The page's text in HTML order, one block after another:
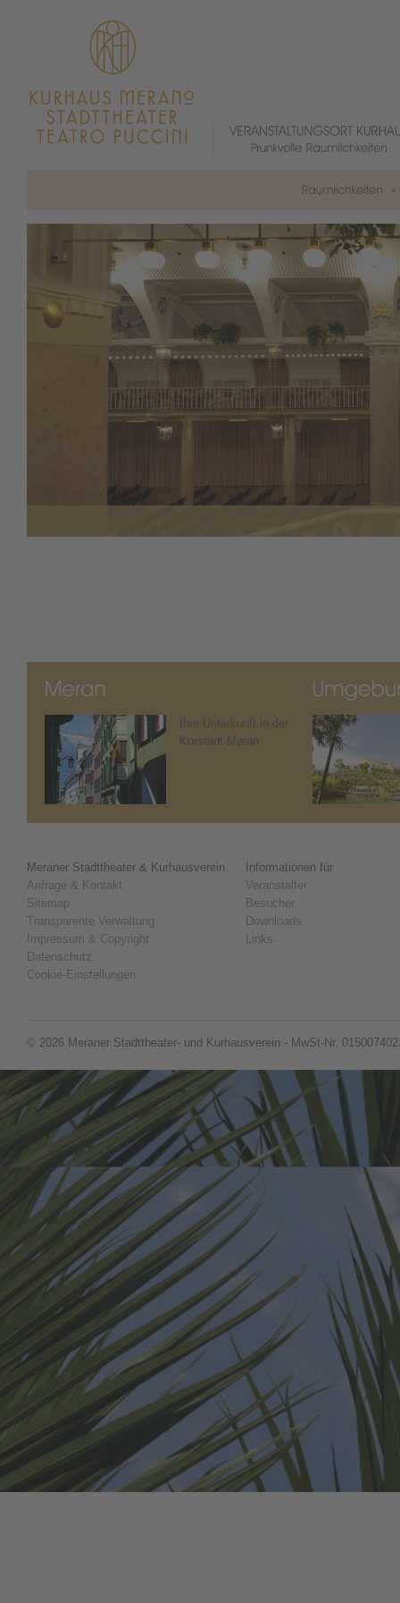
Ihre Unterkunft in der
Kurstadt Meran
Meraner Stadttheater & Kurhausverein
Anfrage & Kontakt
Sitemap
Transparente Verwaltung
Impressum & Copyright
Datenschutz
Cookie-Einstellungen
Informationen für
Veranstalter
Besucher
Downloads
Links
© 2026 Meraner Stadttheater- und Kurhausverein - MwSt-Nr.